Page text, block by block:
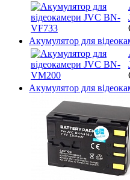
Акумулятор для
Акумулятор для